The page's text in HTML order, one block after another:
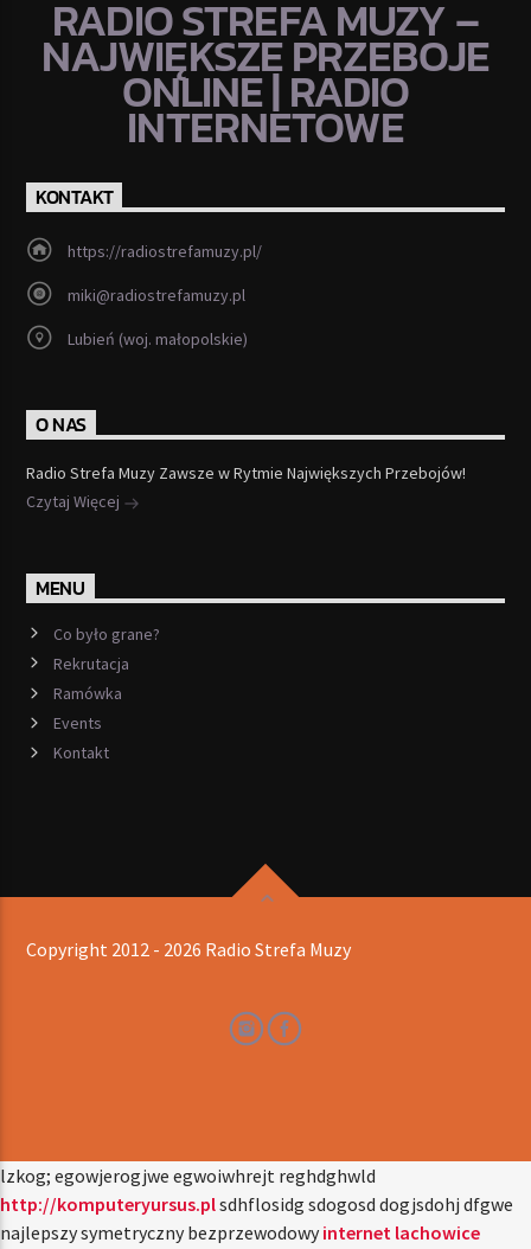
RADIO STREFA MUZY –
NAJWIĘKSZE PRZEBOJE
ONLINE | RADIO
INTERNETOWE
KONTAKT
https://radiostrefamuzy.pl/
miki@radiostrefamuzy.pl
Lubień (woj. małopolskie)
O NAS
Radio Strefa Muzy Zawsze w Rytmie Największych Przebojów!
Czytaj Więcej
MENU
Co było grane?
Rekrutacja
Ramówka
Events
Kontakt
Copyright 2012 - 2026 Radio Strefa Muzy
lzkog; egowjerogjwe egwoiwhrejt reghdghwld
http://komputeryursus.plsdhflosidg sdogosd dogjsdohj dfgwe
najlepszy symetryczny bezprzewodowyinternet lachowice